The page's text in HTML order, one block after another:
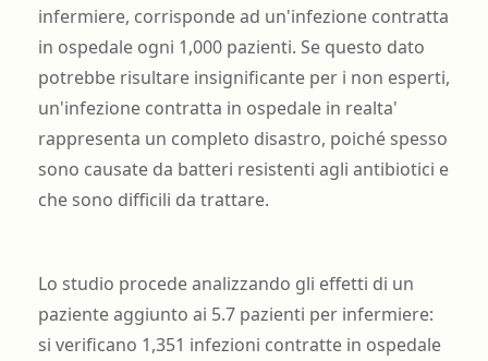
infermiere, corrisponde ad un'infezione contratta
in ospedale ogni 1,000 pazienti. Se questo dato
potrebbe risultare insignificante per i non esperti,
un'infezione contratta in ospedale in realta'
rappresenta un completo disastro, poiché spesso
sono causate da batteri resistenti agli antibiotici e
che sono difficili da trattare.
Lo studio procede analizzando gli effetti di un
paziente aggiunto ai 5.7 pazienti per infermiere:
si verificano 1,351 infezioni contratte in ospedale